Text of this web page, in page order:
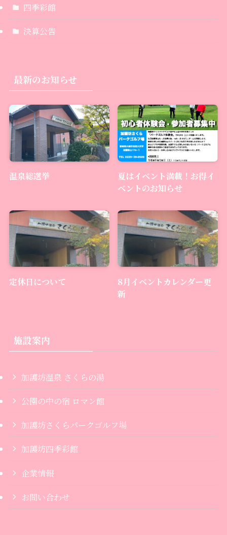
四季彩館
決算公告
最新のお知らせ
温泉総選挙
夏はイベント満載！お得イ
ベントのお知らせ
定休日について
8月イベントカレンダー更
新
施設案内
加護坊温泉 さくらの湯
公園の中の宿 ロマン館
加護坊さくらパークゴルフ場
加護坊四季彩館
企業情報
お問い合わせ